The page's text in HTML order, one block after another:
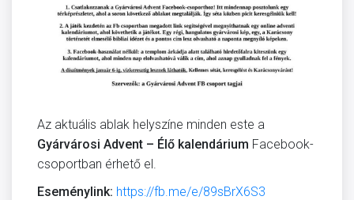
Az aktuális ablak helyszíne minden este a
Gyárvárosi Advent – Élő kalendárium Facebook-
csoportban érhető el.
Eseménylink: https://fb.me/e/89sBrX6S3